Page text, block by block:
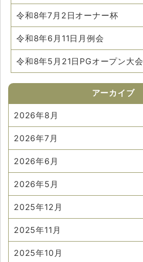
令和8年7月2日オーナー杯
令和8年6月11日月例会
令和8年5月21日PGオープン大会
アーカイブ
2026年8月
2026年7月
2026年6月
2026年5月
2025年12月
2025年11月
2025年10月